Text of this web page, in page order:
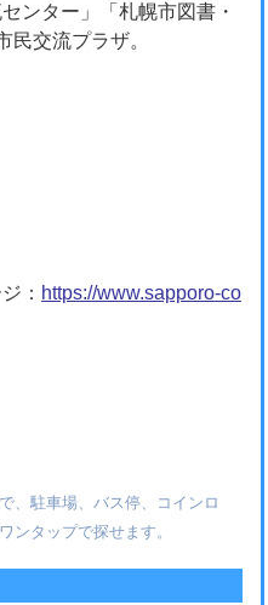
ンター」「札幌市図書・
民交流プラザ。
： https://www.sapporo-co
、駐車場、バス停、コインロ
ンタップで探せます。